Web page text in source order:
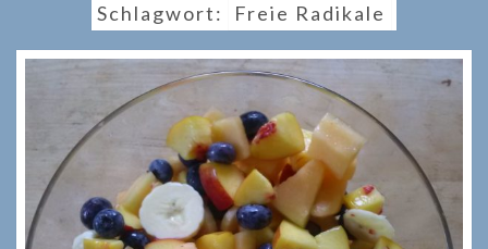
Schlagwort: Freie Radikale